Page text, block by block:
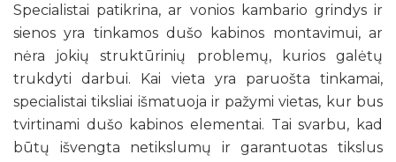
Specialistai patikrina, ar vonios kambario grindys ir
sienos yra tinkamos dušo kabinos montavimui, ar
nėra jokių struktūrinių problemų, kurios galėtų
trukdyti darbui. Kai vieta yra paruošta tinkamai,
specialistai tiksliai išmatuoja ir pažymi vietas, kur bus
tvirtinami dušo kabinos elementai. Tai svarbu, kad
būtų išvengta netikslumų ir garantuotas tikslus